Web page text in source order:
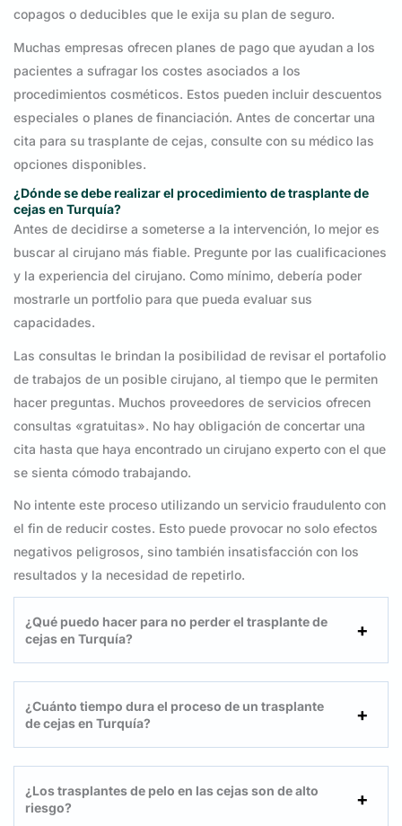
copagos o deducibles que le exija su plan de seguro.
Muchas empresas ofrecen planes de pago que ayudan a los
pacientes a sufragar los costes asociados a los
procedimientos cosméticos. Estos pueden incluir descuentos
especiales o planes de financiación. Antes de concertar una
cita para su trasplante de cejas, consulte con su médico las
opciones disponibles.
¿Dónde se debe realizar el procedimiento de trasplante de
cejas en Turquía?
Antes de decidirse a someterse a la intervención, lo mejor es
buscar al cirujano más fiable. Pregunte por las cualificaciones
y la experiencia del cirujano. Como mínimo, debería poder
mostrarle un portfolio para que pueda evaluar sus
capacidades.
Las consultas le brindan la posibilidad de revisar el portafolio
de trabajos de un posible cirujano, al tiempo que le permiten
hacer preguntas. Muchos proveedores de servicios ofrecen
consultas «gratuitas». No hay obligación de concertar una
cita hasta que haya encontrado un cirujano experto con el que
se sienta cómodo trabajando.
No intente este proceso utilizando un servicio fraudulento con
el fin de reducir costes. Esto puede provocar no solo efectos
negativos peligrosos, sino también insatisfacción con los
resultados y la necesidad de repetirlo.
¿Qué puedo hacer para no perder el trasplante de
cejas en Turquía?
¿Cuánto tiempo dura el proceso de un trasplante
de cejas en Turquía?
¿Los trasplantes de pelo en las cejas son de alto
riesgo?